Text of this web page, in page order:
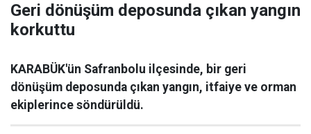
Geri dönüşüm deposunda çıkan yangın
korkuttu
KARABÜK'ün Safranbolu ilçesinde, bir geri
dönüşüm deposunda çıkan yangın, itfaiye ve orman
ekiplerince söndürüldü.